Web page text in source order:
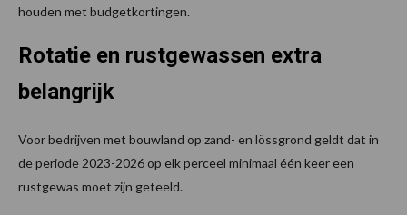
houden met budgetkortingen.
Rotatie en rustgewassen extra
belangrijk
Voor bedrijven met bouwland op zand- en lössgrond geldt dat in
de periode 2023-2026 op elk perceel minimaal één keer een
rustgewas moet zijn geteeld.